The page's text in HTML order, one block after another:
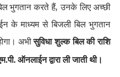
भुगतान करते हैं,उनके लिए अच्छी
के माध्यम से बिजली बिल भुगतान
अभीसुविधा शुल्क बिल की राशि
ऑनलाईन द्वारा ली जाती थी।